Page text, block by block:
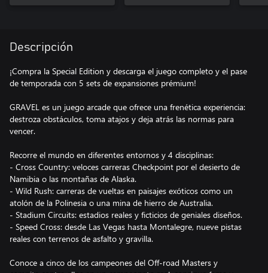
Descripción
¡Compra la Special Edition y descarga el juego completo y el pase
de temporada con 5 sets de expansiones prémium!
GRAVEL es un juego arcade que ofrece una frenética experiencia:
destroza obstáculos, toma atajos y deja atrás las normas para
vencer.
Recorre el mundo en diferentes entornos y 4 disciplinas:
- Cross Country: veloces carreras Checkpoint por el desierto de
Namibia o las montañas de Alaska.
- Wild Rush: carreras de vueltas en paisajes exóticos como un
atolón de la Polinesia o una mina de hierro de Australia.
- Stadium Circuits: estadios reales y ficticios de geniales diseños.
- Speed Cross: desde Las Vegas hasta Montalegre, nueve pistas
reales con terrenos de asfalto y gravilla.
Conoce a cinco de los campeones del Off-road Masters y